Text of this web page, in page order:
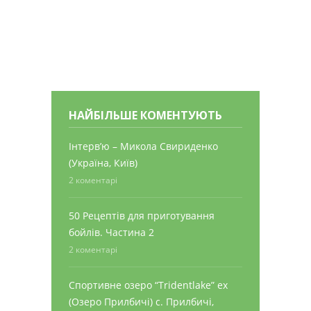
НАЙБІЛЬШЕ КОМЕНТУЮТЬ
Інтерв’ю – Микола Свириденко
(Україна, Київ)
2 коментарі
50 Рецептів для приготування
бойлів. Частина 2
2 коментарі
Спортивне озеро “Tridentlake” ex
(Озеро Прилбичі) с. Прилбичі,